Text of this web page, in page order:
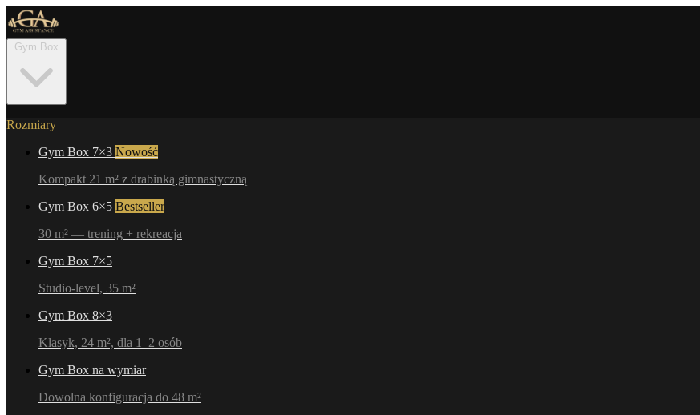
Rozmiary
Gym Box 7×3 Nowość
Kompakt 21 m² z drabinką gimnastyczną
Gym Box 6×5 Bestseller
30 m² — trening + rekreacja
Gym Box 7×5
Studio-level, 35 m²
Gym Box 8×3
Klasyk, 24 m², dla 1–2 osób
Gym Box na wymiar
Dowolna konfiguracja do 48 m²